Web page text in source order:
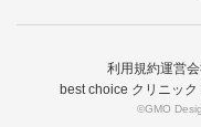
利用規約運営
best choice クリニック
©GMO